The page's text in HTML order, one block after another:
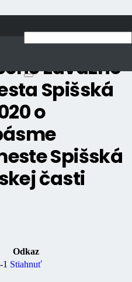
záväzné
Spišská
o
Spišská
časti
Odkaz
Stiahnuť